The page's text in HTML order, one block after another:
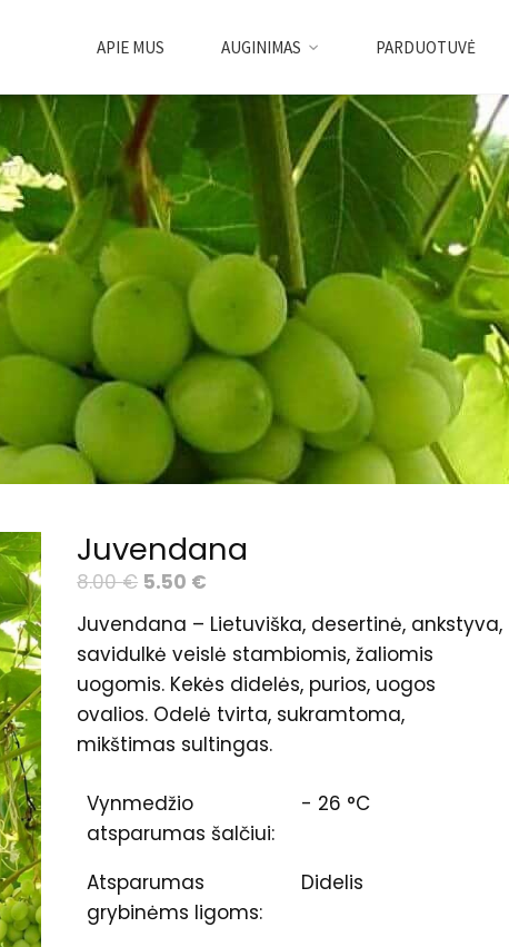
APIE MUS AUGINIMAS PARDUOTUVĖ
Juvendana
8.00€ Original
price
was:
8.00 €.
5.50 €
price
is:
5.50 €.
Juvendana – Lietuviška, desertinė, ankstyva,
savidulkė veislė stambiomis, žaliomis
uogomis. Kekės didelės, purios, uogos
ovalios. Odelė tvirta, sukramtoma,
mikštimas sultingas.
Vynmedžio
atsparumas šalčiui:
- 26 °C
Atsparumas
grybinėms ligoms:
Didelis